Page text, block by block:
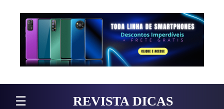
Pular para o conteúdo
☰ REVISTA DICAS